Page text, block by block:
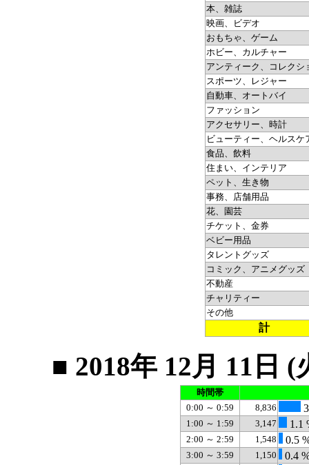
本、雑誌
映画、ビデオ
おもちゃ、ゲーム
ホビー、カルチャー
アンティーク、コレクシ
スポーツ、レジャー
自動車、オートバイ
ファッション
アクセサリー、時計
ビューティー、ヘルスケ
食品、飲料
住まい、インテリア
ペット、生き物
事務、店舗用品
花、園芸
チケット、金券
ベビー用品
タレントグッズ
コミック、アニメグッズ
不動産
チャリティー
その他
計
■ 2018年 12月 11日
時間帯
0:00 ～ 0:59
8,836
1:00 ～ 1:59 3,147 1.1
2:00 ～ 2:59 1,548 0.5
3:00 ～ 3:59 1,150 0.4